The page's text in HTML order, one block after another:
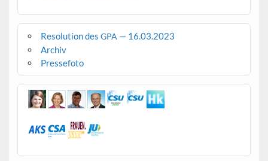
Resolution des GPA — 16.03.2023
Archiv
Pressefoto